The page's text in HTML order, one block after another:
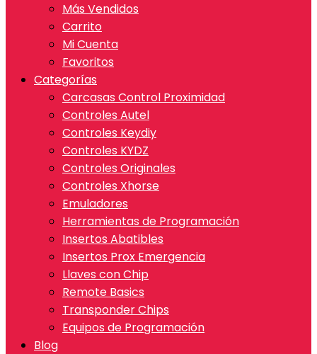
Más Vendidos
Carrito
Mi Cuenta
Favoritos
Categorías
Carcasas Control Proximidad
Controles Autel
Controles Keydiy
Controles KYDZ
Controles Originales
Controles Xhorse
Emuladores
Herramientas de Programación
Insertos Abatibles
Insertos Prox Emergencia
Llaves con Chip
Remote Basics
Transponder Chips
Equipos de Programación
Blog